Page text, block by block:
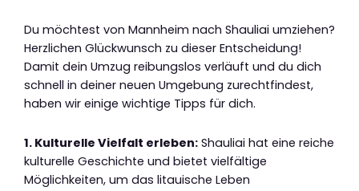
Du möchtest von Mannheim nach Shauliai umziehen?
Herzlichen Glückwunsch zu dieser Entscheidung!
Damit dein Umzug reibungslos verläuft und du dich
schnell in deiner neuen Umgebung zurechtfindest,
haben wir einige wichtige Tipps für dich.
1. Kulturelle Vielfalt erleben: Shauliai hat eine reiche
kulturelle Geschichte und bietet vielfältige
Möglichkeiten, um das litauische Leben